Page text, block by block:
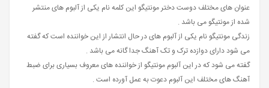
عنوان های مختلف دوست دختر مونتیگو این کلمه نام یکی از آلبوم های منتشر
شده از مونتیگو می باشد .
زندگی مونتیگو نام یکی از آلبوم های در حال انتشار از این خواننده است که گفته
می شود دارای دوازده ترک و تک آهنگ جدا گانه می باشد .
گفته می شود که در این آلبوم مونتیگو از خواننده های معروف بسیاری برای ضبط
آهنگ های مختلف این آلبوم دعوت به عمل آورده است .